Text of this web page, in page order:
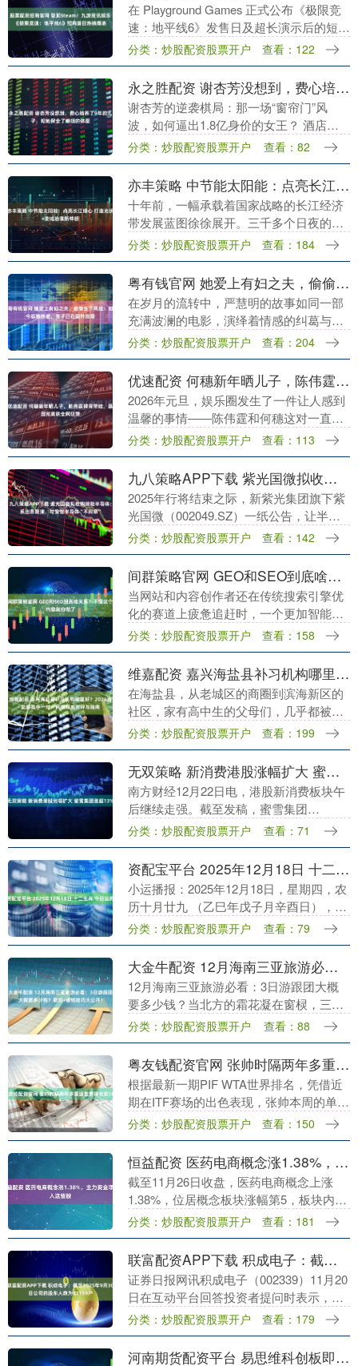
在 Playground Games 正式公布《极限竞
速：地平线6》发售日及超长演示后的短短
数小时内，中国玩家用实际行动再次证明
了“地平线”系列在竞速游戏界的统....
分类：炒股配资股票开户 查看：122
永之胜配资 谢杏芳没想到，费心培养了9年的儿子，帮她保全了婚姻的体面
谢杏芳的逆袭棋局：那一场“窗帘门”风
波，如何逼出1.8亿身价的女王？ 酒店窗
帘没拉，她的命运被掀开一角 2016年11月
的一个深夜，互联网被一组“窗帘没拉”的
酒....
分类：炒股配资股票开户 查看：82
亦丰策略 中节能太阳能：点亮长江绿心 打造光伏+流域治理新样板
十年前，一幅承载着国家战略的长江经济
带发展蓝图徐徐展开。三千多个日夜的践
行与拼搏，江河延畔不断激荡生态优先、
绿色发展的澎湃浪潮。 中国节能旗下中节
能太阳能股份有....
分类：炒股配资股票开户 查看：184
粤有钱官网 她爱上有妇之夫，偷偷生下两娃！如今孤独终老，孩子已在国外定居
在岁月的流转中，严慧明的故事如同一部
充满波澜的电影，演绎着情感的纠葛与人
生的抉择。曾经，她是一位炙手可热的女
演员，因爱情迷失了自己，后来又因孩子
重新找回了生活的....
分类：炒股配资股票开户 查看：204
优速配资 何穗新年晒儿子，陈伟霆裸背带娃，基因完美获全网狂赞
2026年元旦，娱乐圈发生了一件让人感到
温馨的事情——陈伟霆和何穗这对一直保
持低调的夫妻在社交平台上发布了与儿子
Winsome的照片，瞬间引发了网友的热
议。何穗....
分类：炒股配资股票开户 查看：113
九八策略APP下载 紫光国微拟收购瑞能半导体：系出恩智浦，与安世半导体“不同命”
2025年行将结束之际，新紫光集团旗下紫
光国微（002049.SZ）一纸公告，让半导
体行业年末最引人瞩目的一桩并购浮出水
面。 12月29日晚，紫光国微公告披露，....
分类：炒股配资股票开户 查看：142
间群策略官网 GEO和SEO到底啥关系？不懂这个内容就白做了
当网站和内容创作者还在传统搜索引擎优
化的赛道上疲惫追赶时，一个更加智能、
更具颠覆性的流量战场已经悄然拉开帷
幕：生成式搜索引擎（GEO）正在重塑用
户获取信息的模式....
分类：炒股配资股票开户 查看：158
维嘉配资 嘉兴海盐县补习机构哪里好？2026海盐县高中一对一网课权威测评与指南
在海盐县，从老城区的商圈到滨海新区的
社区，家有高中生的父母们，几乎都被同
一个问题困扰：如何为孩子找到靠谱、高
效的一对一辅导？ 面对高考这座大山，孩
子的时间耽误不....
分类：炒股配资股票开户 查看：199
无双策略 新消费港股涨幅扩大 蜜雪集团涨超13%
南方财经12月22日电，港股新消费板块午
后继续走强。截至发稿，蜜雪集团
(02097.HK)涨超13%，老铺黄金
(06181.HK)涨6%，泡泡玛特(09992.....
分类：炒股配资股票开户 查看：71
资配宝平台 2025年12月18日 十二生肖 今日运势
小运播报：2025年12月18日，星期四，农
历十月廿九 （乙巳年戊子月辛酉日），法
定工作日。 红榜生肖：龙、牛、蛇 需要注
意：鸡、狗、兔 喜神方位：西南方 财
神....
分类：炒股配资股票开户 查看：79
大金牛配资 12月海南三亚旅游必看：3日游跟团大概要多少钱？避坑+省钱技巧大公开！
12月海南三亚旅游必看：3日游跟团大概
要多少钱？当北方的霜花凝在窗棂，三亚
的椰风已裹着咸湿的暖意——12月的渔港
里，刚上岸的和乐蟹张着肥硕的螯，椰梦
长廊的落日把....
分类：炒股配资股票开户 查看：88
粤友钱配资官网 张帅时隔两年多重返世界排名前100
根据最新一期PIF WTA世界排名，凭借近
期在ITF赛场的出色表现，张帅本周的单打
排名时隔两年多再度进入前一百，来到第
90位。 发布于：北京市....
分类：炒股配资股票开户 查看：150
恒益配资 医药电商概念涨1.38%，主力资金净流入这些股
截至11月26日收盘，医药电商概念上涨
1.38%，位居概念板块涨幅第5，板块内，
96股上涨，粤万年青、华人健康等20%涨
停，中恒集团、人民同泰、瑞康医药等涨
停，....
分类：炒股配资股票开户 查看：181
联富配资APP下载 积成电子：截至2025年9月30日公司的股东人数为41159户
证券日报网讯积成电子（002339）11月20
日在互动平台回答投资者提问时表示，根
据公司2025年第三季度报告，截至2025年
9月30日公司的股东人数为41，1....
分类：炒股配资股票开户 查看：179
河南期货配资平台 易思维科创板即将上会 汽车制造领域机器视觉市占率稳居第一